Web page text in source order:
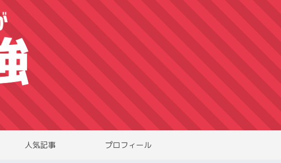
人気記事 プロフィール